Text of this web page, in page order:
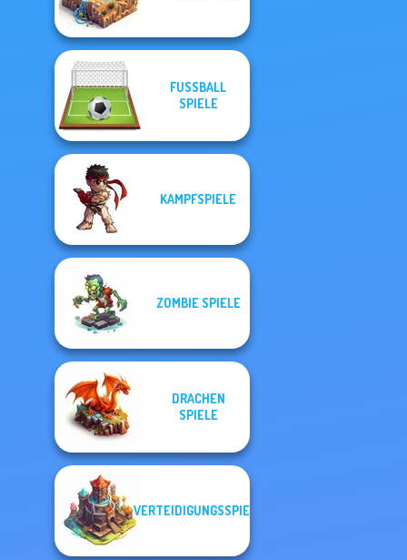
FUSSBALL S
PIELE
KAMPFSPIELE
ZOMBIE SPIELE
DRACHEN
SPIELE
VERTEIDIGUNGSSPIELE